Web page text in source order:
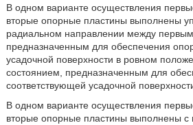
В одном варианте осуществления
вторые опорные пластины выполнены
радиальном направлении между первым
предназначенным для обеспечения
усадочной поверхности в ровном
состоянием, предназначенным для
соответствующей усадочной
В одном варианте осуществления
вторые опорные пластины выполнены с